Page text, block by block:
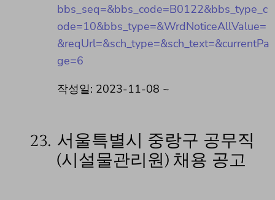
bbs_seq=&bbs_code=B0122&bbs_type_c
ode=10&bbs_type=&WrdNoticeAllValue=
&reqUrl=&sch_type=&sch_text=&currentPa
ge=6
작성일: 2023-11-08 ~
23. 서울특별시 중랑구 공무직
(시설물관리원) 채용 공고